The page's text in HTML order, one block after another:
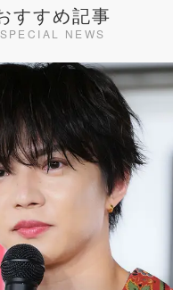
すすめ記事
SPECIAL NEWS